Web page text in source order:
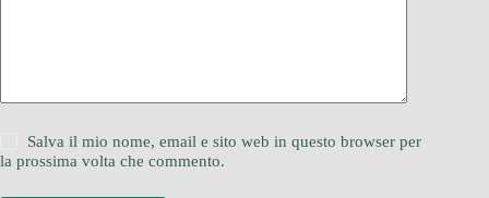
Salva il mio nome, email e sito web in questo browser per
la prossima volta che commento.